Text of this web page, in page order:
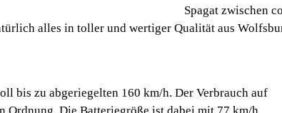
Spagat zwischen
alles in toller und wertiger Qualität aus
bis zu abgeriegelten 160 km/h. Der Verbrauch auf